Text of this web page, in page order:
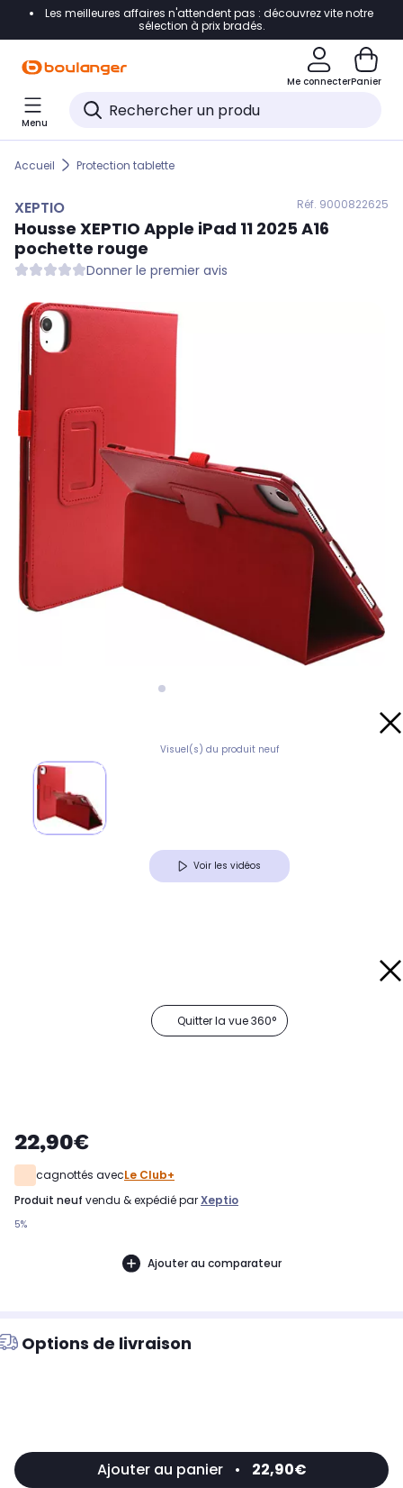
Accéder directement à la navigation
Accéder directement au pied de page
Accéder directement au chatbot
Les meilleures affaires n'attendent pas : découvrez vite notre
sélection à prix bradés.
Me connecterPanier
Menu
Accueil Protection tablette
XEPTIO Réf. 9000822625
Housse XEPTIO Apple iPad 11 2025 A16
pochette rouge
Donner le premier avis
Visuel(s) du produit neuf
Voir les vidéos
Quitter la vue 360°
22,90€
cagnottés avecLe Club+
produit neuf vendu & expédié parXeptio
5%
Ajouter au comparateur
Options de livraison
Ajouter au panier • 22,90€